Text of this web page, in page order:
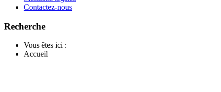
Contactez-nous
Recherche
Vous êtes ici :
Accueil